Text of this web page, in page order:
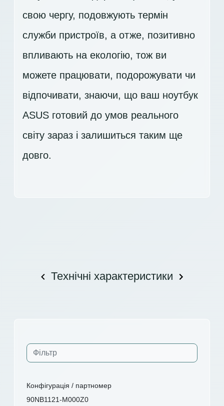
свою чергу, подовжують термін
служби пристроїв, а отже, позитивно
впливають на екологію, тож ви
можете працювати, подорожувати чи
відпочивати, знаючи, що ваш ноутбук
ASUS готовий до умов реального
світу зараз і залишиться таким ще
довго.
Технічні характеристики
Конфігурація / партномер
90NB1121-M000Z0